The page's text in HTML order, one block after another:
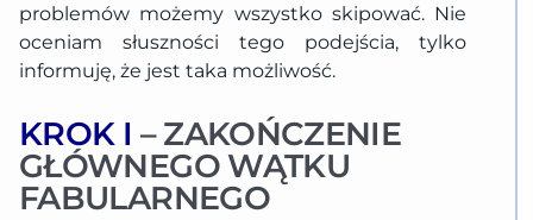
problemów możemy wszystko skipować. Nie
oceniam słuszności tego podejścia, tylko
informuję, że jest taka możliwość.
KROK I – ZAKOŃCZENIE
GŁÓWNEGO WĄTKU
FABULARNEGO